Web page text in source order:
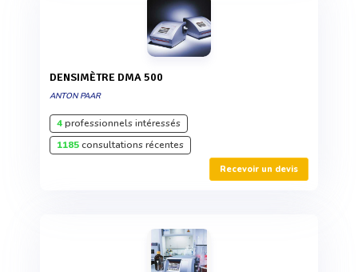
DENSIMÈTRE DMA 500
ANTON PAAR
4professionnels intéressés
1185consultations récentes
Recevoir un devis